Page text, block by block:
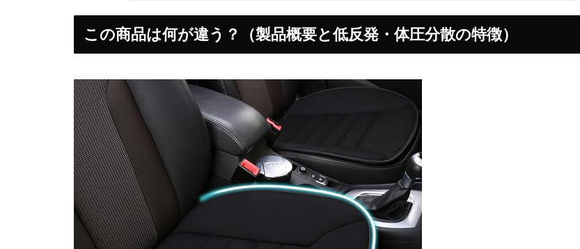
この商品は何が違う？（製品概要と低反発・体圧分散の特徴）